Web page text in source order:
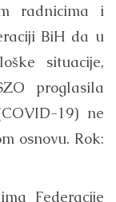
radnicima i
BiH da u
situacije,
proglasila
19) ne
osnovu. Rok:
Federacije